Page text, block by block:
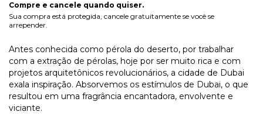
Compre e cancele quando quiser.
Sua compra está protegida, cancele gratuitamente se você se
arrepender.
Antes conhecida como pérola do deserto, por trabalhar
com a extração de pérolas, hoje por ser muito rica e com
projetos arquitetônicos revolucionários, a cidade de Dubai
exala inspiração. Absorvemos os estímulos de Dubai, o que
resultou em uma fragrância encantadora, envolvente e
viciante.